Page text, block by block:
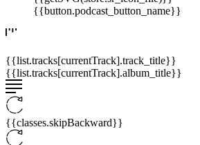
{{button.podcast_button_name}}
{{list.tracks[currentTrack].track_title}}
{{list.tracks[currentTrack].album_title}}
{{classes.skipBackward}}